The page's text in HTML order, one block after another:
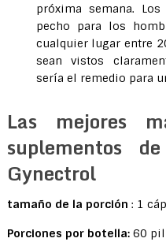
próxima semana.
pecho para los
cualquier lugar entre
sean vistos
sería el remedio para
Las mejores
suplementos
Gynectrol
tamaño de la porción : 1
Porciones por botella:60